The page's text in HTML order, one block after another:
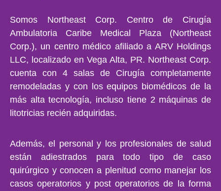
Somos Northeast Corp. Centro de Cirugía
Ambulatoria Caribe Medical Plaza (Northeast
Corp.), un centro médico afiliado a ARV Holdings
LLC, localizado en Vega Alta, PR. Northeast Corp.
cuenta con 4 salas de Cirugía completamente
remodeladas y con los equipos biomédicos de la
más alta tecnología, incluso tiene 2 máquinas de
litotricias recién adquiridas.
Además, el personal y los profesionales de salud
están adiestrados para todo tipo de caso
quirúrgico y conocen a plenitud como manejar los
casos operatorios y post operatorios de la forma